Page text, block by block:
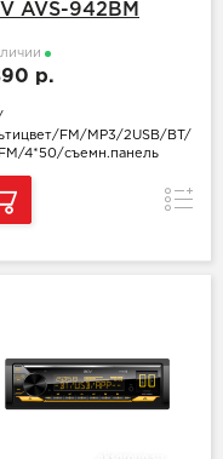
AVS-942BM
р.
FM/MP3/2USB/BT/
4*50/съемн.панель